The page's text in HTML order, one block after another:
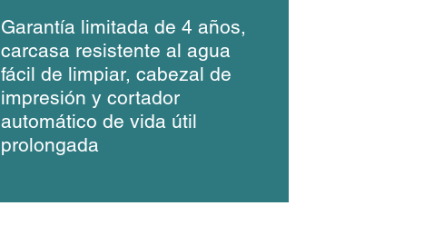
Garantía limitada de 4 años,
carcasa resistente al agua
fácil de limpiar, cabezal de
impresión y cortador
automático de vida útil
prolongada